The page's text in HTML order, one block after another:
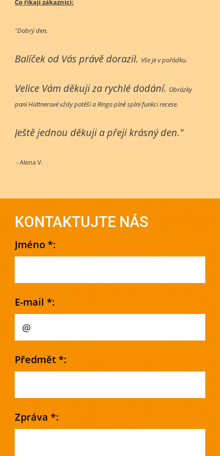
Co říkají zákazníci:
"Dobrý den,
Balíček od Vás právě dorazil. Vše je v pořádku.
Velice Vám děkuji za rychlé dodání. Obrázky
paní Hüttnerové vždy potěší a Ringo plně splní funkci recese.
Ještě jednou děkuji a přeji krásný den."
- Alena V.
KONTAKTUJTE NÁS
Jméno *:
E-mail *:
Předmět *:
Zpráva *: